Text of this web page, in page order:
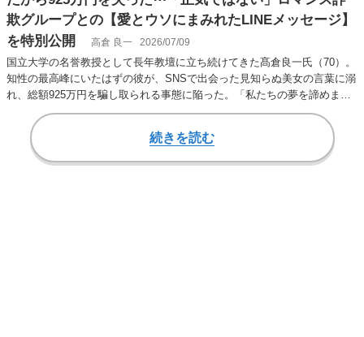
欺グループとの【愛とウソにまみれたLINEメッセージ】
を特別公開
高倉 良一 2026/07/09
国立大学の名誉教授として長年教壇に立ち続けてきた髙倉良一氏（70）。
知性の最高峰にいたはずの彼が、SNSで出会った見知らぬ美女の言葉に溺
れ、総額925万円を騙し取られる事態に陥った。「私たちの夢を諦めます
か？」とい…
続きを読む